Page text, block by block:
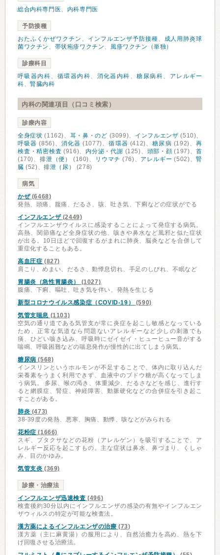
総合内科専門医、 内科専門医
予防接種
おたふくかぜワクチン 、 インフルエンザ予防接種、
成人用肺炎球
菌ワクチン 、 帯状疱疹ワクチン、 風疹ワクチン（単独）
診療科目
呼吸器内科、 循環器内科、 消化器内科 、糖尿病科、 アレルギー
科、腎臓内科
内科の関連項目（口コミ検索）
診療内容
全身症状 (1162)、 耳・鼻・のど (3099)、 インフルエンザ (510)、
呼吸器 (856)、 消化器 (1077)、循環器 (412)、糖尿病 (192)、再
検査・精密検査 (916)、 内分泌・代謝 (125)、 頭部・顔 (197)、首
(170)、排泄（便） (160)、 リウマチ (76)、 アレルギー (502)、腎
臓 (52)、排泄（尿） (278)
病気
かぜ(6468)
発熱、頭痛、腹痛、だるさ、咳、吐き気、下痢などの症状がでる
インフルエンザ(2449)
インフルエンザウイルスに感染することによって発症する病気。
高熱、関節痛など全身症状の他、咳きや鼻水など風邪と似た症状
が出る。10日ほどで回復するがまれに肺炎、脳炎などを合併して
重症化することもある。
高血圧症 (827)
肩こり、めまい、だるさ、動悸息切れ、手足のしびれ、不眠など
胃腸炎（急性胃腸炎）
(1027)
腹痛、下痢、嘔吐、吐き気を伴い、発熱を生じる
新型コロナウイルス感染症（COVID-19）
(590)
気管支喘息 (1103)
空気の通り道である気管支が常に炎症を起こし敏感となっている
ため、正常な気道なら問題ないアレルギーなど少しの刺激でも
痰、ひどい咳き込み、呼吸時にゼイゼイ・ヒューヒュー音がする
喘鳴、呼吸困難などの喘息発作が慢性的に出てしまう病気。
糖尿病 (568)
インスリンというホルモンが不足することで、体内に取り込んだ
栄養素をうまく利用できず、血液中のブドウ糖が高くなってしま
う病気。 多尿、喉の渇き、体重減少、だるさなどを感じ、進行す
ると網膜症、腎症、神経障害、動脈硬化などの合併症を引き起こ
すことがある。
肺炎 (473)
38-39度の発熱、悪寒、胸痛、動悸、咳などがみられる
花粉症 (1666)
スギ、ブタクサなどの花粉（アレルゲン）を吸引することで、ア
レルギー反応を起こすもの。主な症状は鼻水、鼻づまり、くしゃ
み、目のかゆみ。
気管支炎 (369)
診療・治療法
インフルエンザ迅速検査 (496)
検査後約30分以内にインフルエンザの感染の有無やインフルエン
ザウィルスの特定が可能な検査法。
漢方薬によるインフルエンザの治療 (73)
漢方薬（主に麻黄湯）の服用により、自然治癒力を高め、熱を下
げ回復させる治療法。